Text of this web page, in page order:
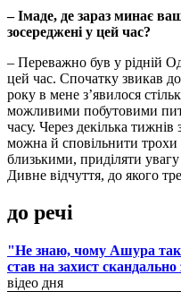
– Імаде, де зараз минає
зосереджені у цей час?
– Переважно був у рідній
цей час. Спочатку звикав
року в мене з’явилося
можливими побутовими
часу. Через декілька
можна й сповільнити трохи
близькими, приділяти увагу
Дивне відчуття, до якого
до речі
"Не знаю, чому Ашура так
став на захист
відео дня